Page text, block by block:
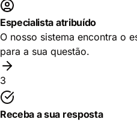
Especialista atribuído
O nosso sistema encontra o
para a sua questão.
3
Receba a sua resposta